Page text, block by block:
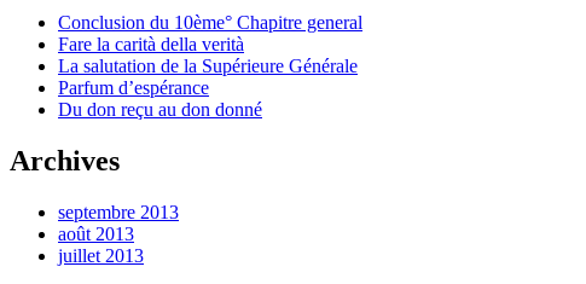
Conclusion du 10ème° Chapitre general
Fare la carità della verità
La salutation de la Supérieure Générale
Parfum d’espérance
Du don reçu au don donné
Archives
septembre 2013
août 2013
juillet 2013